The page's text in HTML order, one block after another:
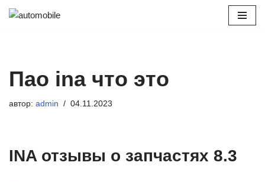
Пао ina что это
автор: admin 04.11.2023
INA отзывы о запчастях 8.3